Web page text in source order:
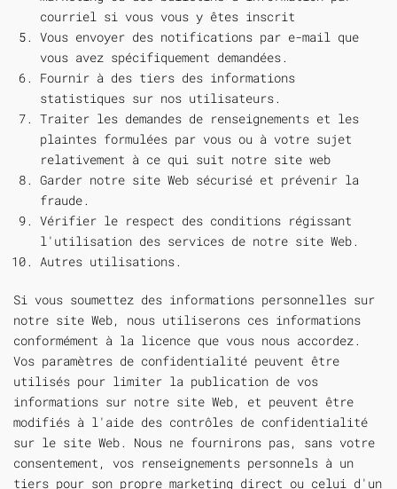
courriel si vous vous y êtes inscrit
Vous envoyer des notifications par e-mail que
vous avez spécifiquement demandées.
Fournir à des tiers des informations
statistiques sur nos utilisateurs.
Traiter les demandes de renseignements et les
plaintes formulées par vous ou à votre sujet
relativement à ce qui suit notre site web
Garder notre site Web sécurisé et prévenir la
fraude.
Vérifier le respect des conditions régissant
l'utilisation des services de notre site Web.
Autres utilisations.
Si vous soumettez des informations personnelles sur
notre site Web, nous utiliserons ces informations
conformément à la licence que vous nous accordez.
Vos paramètres de confidentialité peuvent être
utilisés pour limiter la publication de vos
informations sur notre site Web, et peuvent être
modifiés à l'aide des contrôles de confidentialité
sur le site Web. Nous ne fournirons pas, sans votre
consentement, vos renseignements personnels à un
tiers pour son propre marketing direct ou celui d'un